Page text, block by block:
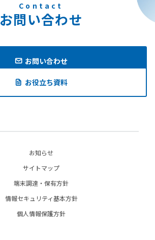
Contact
お問い合わせ
お問い合わせ
お役立ち資料
お知らせ
サイトマップ
端末調達・保有方針
情報セキュリティ基本方針
個人情報保護方針